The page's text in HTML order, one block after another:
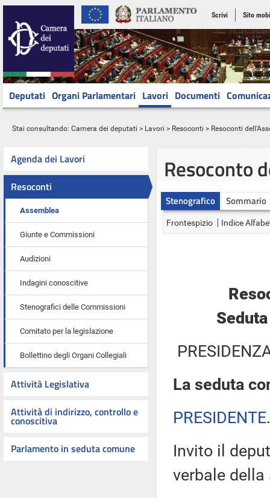
Scrivi Sito
Deputati Organi Parlamentari Lavori Documenti
Stai consultando: Camera dei deputati > Lavori > Resoconti > Resoconti
Agenda dei Lavori
Resoconti
Assemblea
Giunte e Commissioni
Audizioni
Indagini conoscitive
Stenografici delle Commissioni
Comitato per la legislazione
Bollettino degli Organi Collegiali
Attività Legislativa
Attività di indirizzo, controllo e
conoscitiva
Parlamento in seduta comune
Resoconto
Stenografico Sommario
Frontespizio Indice
La seduta
PRESIDENTE
Invito il
verbale della